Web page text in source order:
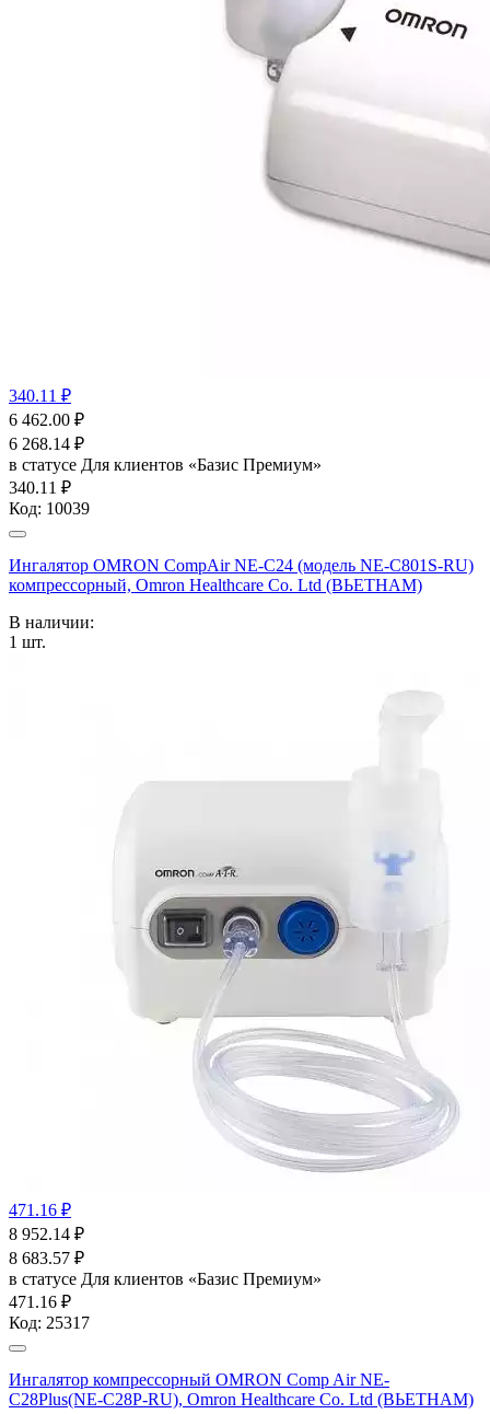
340.11 ₽
6 462.00 ₽
6 268.14 ₽
в статусе Для клиентов «Базис Премиум»
340.11 ₽
Код: 10039
Ингалятор OMRON CompAir NE-C24 (модель NE-C801S-RU)
компрессорный, Omron Healthcare Co. Ltd (ВЬЕТНАМ)
В наличии:
1 шт.
471.16 ₽
8 952.14 ₽
8 683.57 ₽
в статусе Для клиентов «Базис Премиум»
471.16 ₽
Код: 25317
Ингалятор компрессорный OMRON Comp Air NE-
C28Plus(NE-C28P-RU), Omron Healthcare Co. Ltd (ВЬЕТНАМ)